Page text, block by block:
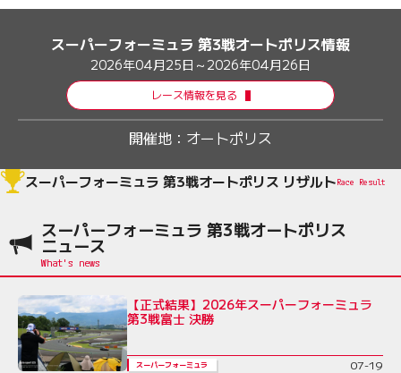
スーパーフォーミュラ 第3戦オートポリス情報
2026年04月25日～2026年04月26日
レース情報を見る
開催地： オートポリス
スーパーフォーミュラ 第3戦オートポリス リザルトRace Result
スーパーフォーミュラ 第3戦オートポリス
ニュース
【正式結果】2026年スーパーフォーミュラ
第3戦富士 決勝
スーパーフォーミュラ 07-19